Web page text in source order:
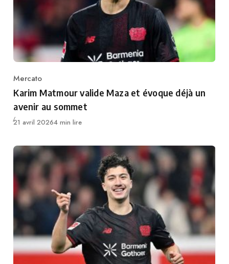
Category
Mercato
Karim Matmour valide Maza et évoque déjà un
avenir au sommet
Publié
21 avril 20264 min lire